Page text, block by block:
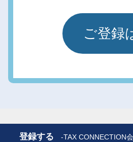
ご登録
登録する -TAX CONNECTION